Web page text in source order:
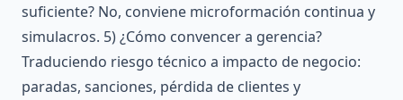
suficiente? No, conviene microformación continua y
simulacros. 5) ¿Cómo convencer a gerencia?
Traduciendo riesgo técnico a impacto de negocio:
paradas, sanciones, pérdida de clientes y